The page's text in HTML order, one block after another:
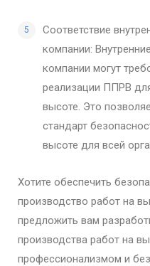
Соответствие
компании:
компании могут
реализации ППРВ
высоте. Это
стандарт
высоте для всей
Хотите обеспечить
производство работ на
предложить вам
производства работ на
профессионализмом и